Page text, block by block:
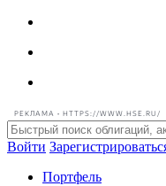
РЕКЛАМА • HTTPS://WWW.HSE.RU/